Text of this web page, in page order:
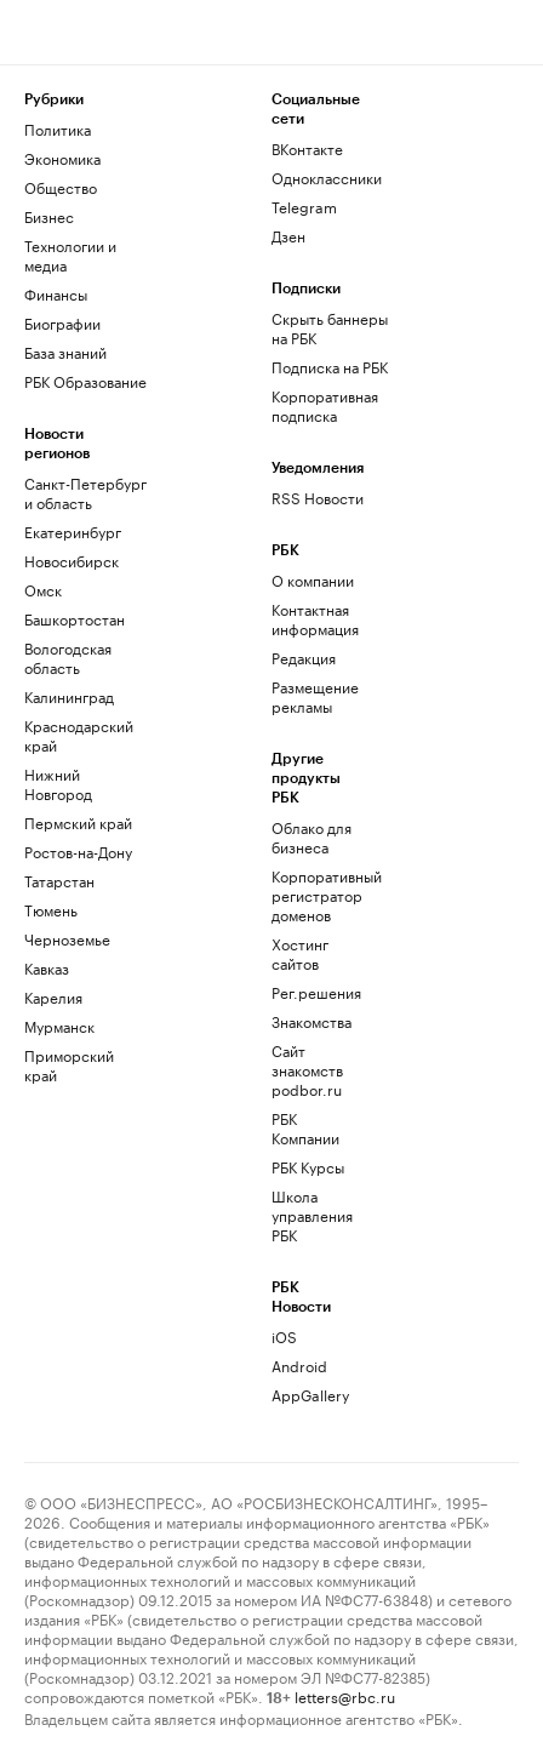
Рубрики
Политика
Экономика
Общество
Бизнес
Технологии и
медиа
Финансы
Биографии
База знаний
РБК Образование
Новости
регионов
Санкт-Петербург
и область
Екатеринбург
Новосибирск
Омск
Башкортостан
Вологодская
область
Калининград
Краснодарский
край
Нижний
Новгород
Пермский край
Ростов-на-Дону
Татарстан
Тюмень
Черноземье
Кавказ
Карелия
Мурманск
Приморский
край
Социальные
сети
ВКонтакте
Одноклассники
Telegram
Дзен
Подписки
Скрыть баннеры
на РБК
Подписка на РБК
Корпоративная
подписка
Уведомления
RSS Новости
РБК
О компании
Контактная
информация
Редакция
Размещение
рекламы
Другие
продукты
РБК
Облако для
бизнеса
Корпоративный
регистратор
доменов
Хостинг
сайтов
Рег.решения
Знакомства
Сайт
знакомств
podbor.ru
РБК
Компании
РБК Курсы
Школа
управления
РБК
РБК
Новости
iOS
Android
AppGallery
© ООО «БИЗНЕСПРЕСС», АО «РОСБИЗНЕСКОНСАЛТИНГ», 1995–
2026. Сообщения и материалы информационного агентства «РБК»
(свидетельство о регистрации средства массовой информации
выдано Федеральной службой по надзору в сфере связи,
информационных технологий и массовых коммуникаций
(Роскомнадзор) 09.12.2015 за номером ИА №ФС77-63848) и сетевого
издания «РБК» (свидетельство о регистрации средства массовой
информации выдано Федеральной службой по надзору в сфере связи,
информационных технологий и массовых коммуникаций
(Роскомнадзор) 03.12.2021 за номером ЭЛ №ФС77-82385)
сопровождаются пометкой «РБК».
18+ letters@rbc.ru
Владельцем сайта является информационное агентство «РБК».